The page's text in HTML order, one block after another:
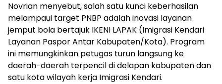
‎Novrian menyebut, salah satu kunci keberhasilan
melampaui target PNBP adalah inovasi layanan
jemput bola bertajuk IKENI LAPAK (Imigrasi Kendari
Layanan Paspor Antar Kabupaten/Kota). Program
ini memungkinkan petugas turun langsung ke
daerah-daerah terpencil di delapan kabupaten dan
satu kota wilayah kerja Imigrasi Kendari.